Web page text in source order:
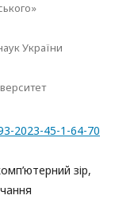
України
2023-45-1-64-70
зір,